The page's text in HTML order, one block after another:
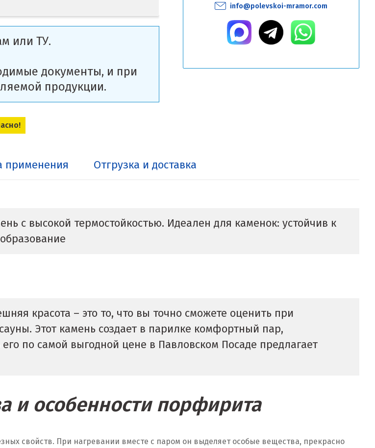
info@polevskoi-mramor.com
или ТУ.
документы, и при
продукции.
применения Отгрузка и доставка
с высокой термостойкостью. Идеален для каменок: устойчив к
красота – это то, что вы точно сможете оценить при
Этот камень создает в парилке комфортный пар,
по самой выгодной цене в Павловском Посаде предлагает
и особенности порфирита
свойств. При нагревании вместе с паром он выделяет особые вещества, прекрасно